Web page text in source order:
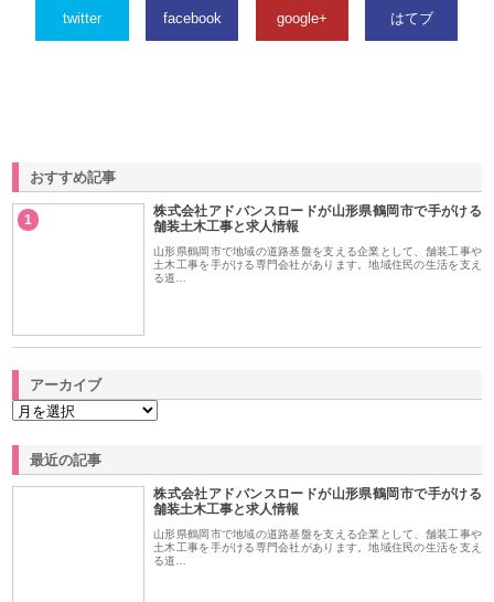
twitter facebook google+ はてブ
おすすめ記事
1
株式会社アドバンスロードが山形県鶴岡市で手がける
舗装土木工事と求人情報
山形県鶴岡市で地域の道路基盤を支える企業として、舗装工事や
土木工事を手がける専門会社があります。地域住民の生活を支え
る道…
アーカイブ
最近の記事
株式会社アドバンスロードが山形県鶴岡市で手がける
舗装土木工事と求人情報
山形県鶴岡市で地域の道路基盤を支える企業として、舗装工事や
土木工事を手がける専門会社があります。地域住民の生活を支え
る道…